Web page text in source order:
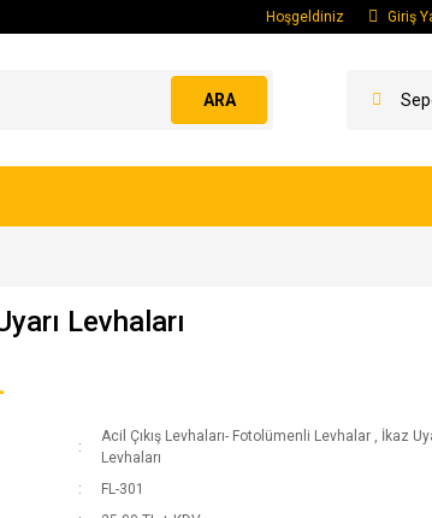
Hoşgeldiniz Giriş
ARA
Levhaları
Acil Çıkış Levhaları- Fotolümenli Levhalar , İkaz
Levhaları
FL-301